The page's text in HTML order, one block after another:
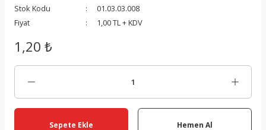
Stok Kodu
01.03.03.008
Fiyat
1,00 TL + KDV
1,20 ₺
Sepete Ekle Hemen Al